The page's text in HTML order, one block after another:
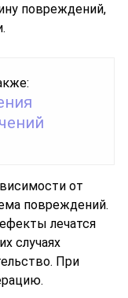
повреждений,
от
повреждений.
лечатся
случаях
При